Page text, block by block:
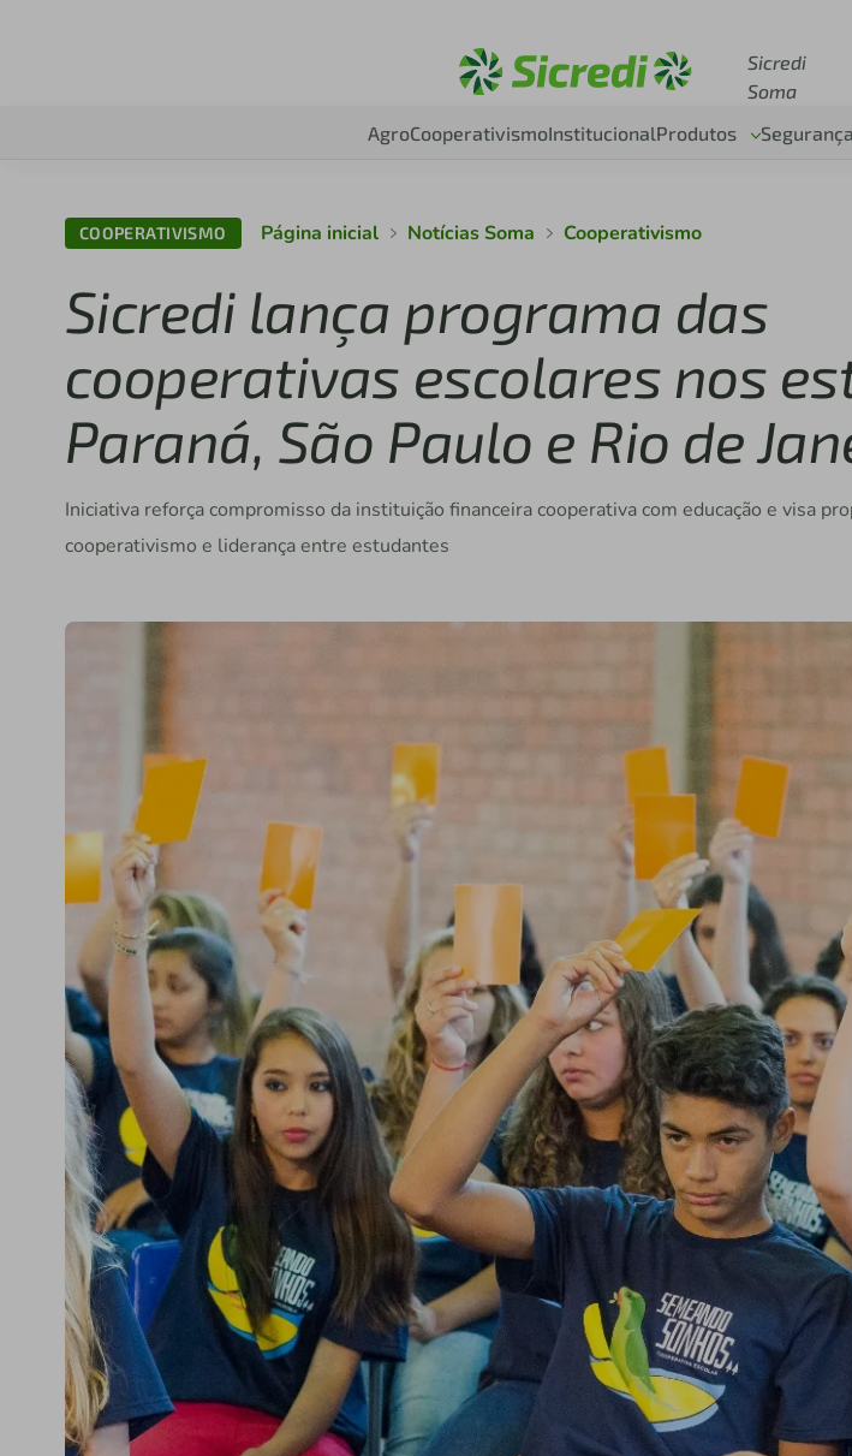
Sicredi
Soma
AgroCooperativismoInstitucionalProdutos Segurança
COOPERATIVISMO Página inicial Notícias Soma Cooperativismo
Sicredi lança programa das
cooperativas escolares nos
Paraná, São Paulo e Rio de
Iniciativa reforça compromisso da instituição financeira cooperativa com educação e visa
cooperativismo e liderança entre estudantes